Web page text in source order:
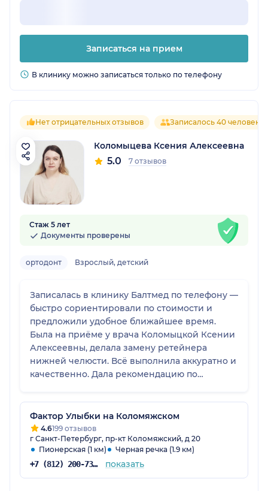
Записаться на прием
В клинику можно записаться только по телефону
Нет отрицательных отзывов Записалось 40 человек
Коломыцева Ксения Алексеевна
5.0 7 отзывов
Стаж 5 лет
Документы проверены
ортодонт Взрослый, детский
Записалась в клинику Балтмед по телефону —
быстро сориентировали по стоимости и
предложили удобное ближайшее время.
Была на приёме у врача Коломыцкой Ксении
Алексеевны, делала замену ретейнера
нижней челюсти. Всё выполнила аккуратно и
качественно. Дала рекомендацию по
впечатления от клиники и приёма 😊
рекомендую клинику и врача. При
необходимости обращусь снова.
Фактор Улыбки на Коломяжском
4.6199 отзывов
г Санкт-Петербург, пр-кт Коломяжский, д 20
Пионерская (1 км)
Черная речка (1.9 км)
+7 (812) 200-73-56 показать